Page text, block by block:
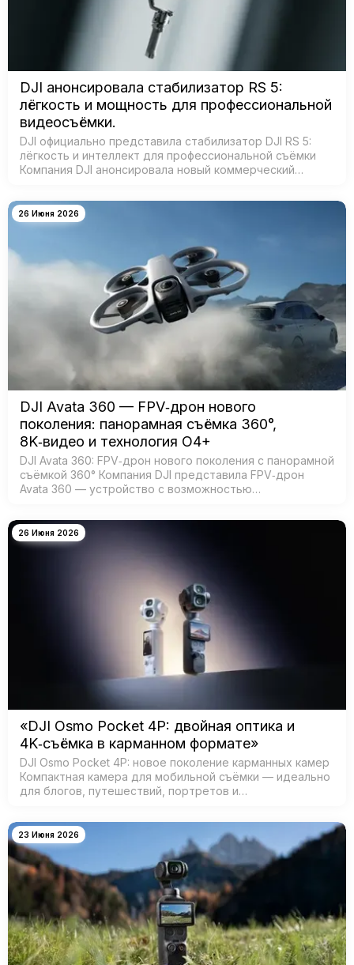
DJI анонсировала стабилизатор RS 5:
лёгкость и мощность для профессиональной
видеосъёмки.
DJI официально представила стабилизатор DJI RS 5:
лёгкость и интеллект для профессиональной съёмки
Компания DJI анонсировала новый коммерческий
масштабным обновлением ключевых систе…
26 Июня 2026
DJI Avata 360 — FPV‑дрон нового
поколения: панорамная съёмка 360°,
8K‑видео и технология O4+
DJI Avata 360: FPV‑дрон нового поколения с панорамной
съёмкой 360° Компания DJI представила FPV‑дрон
Avata 360 — устройство с возможностью
иммерсивных видео. Модель создана для:…
26 Июня 2026
«DJI Osmo Pocket 4P: двойная оптика и
4K‑съёмка в карманном формате»
DJI Osmo Pocket 4P: новое поколение карманных камер
Компактная камера для мобильной съёмки — идеально
для блогов, путешествий, портретов и
двойная система камер: ш…
23 Июня 2026